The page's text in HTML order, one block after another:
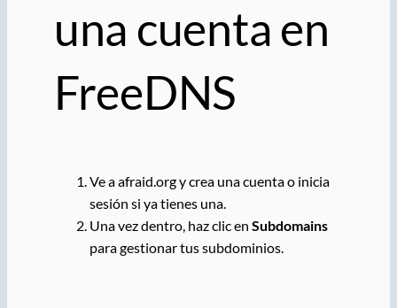
una cuenta en
FreeDNS
Ve aafraid.orgy crea una cuenta o inicia
sesión si ya tienes una.
Una vez dentro, haz clic en Subdomains
para gestionar tus subdominios.